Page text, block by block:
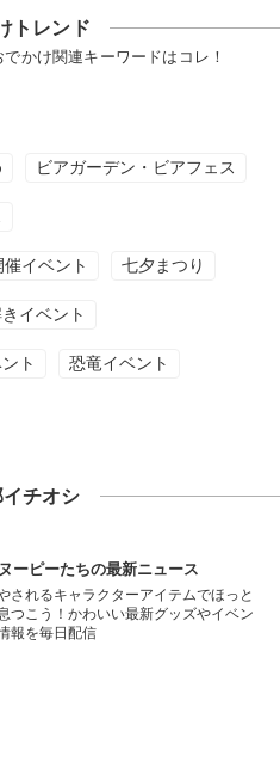
トレンド
かけ関連キーワードはコレ！
ビアガーデン・ビアフェス
イベント 七夕まつり
イベント
ト 恐竜イベント
チオシ
ーピーたちの最新ニュース
されるキャラクターアイテムでほっと
つこう！かわいい最新グッズやイベン
報を毎日配信